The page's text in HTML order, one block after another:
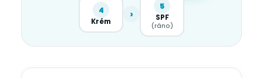
4
Krém
›
5
SPF
(ráno)